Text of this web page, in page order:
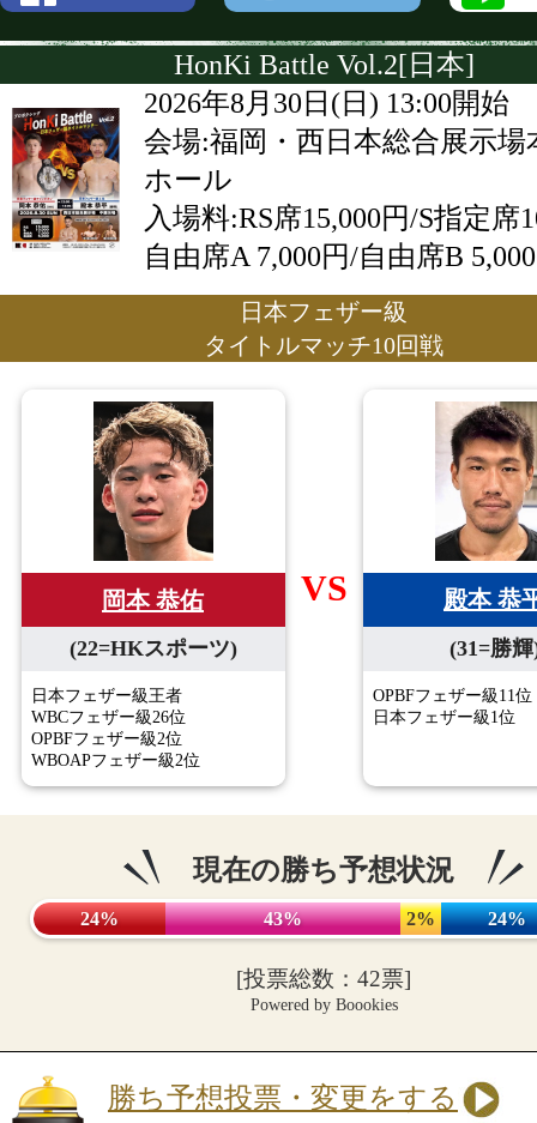
HonKi Battle Vol.2[日本]
2026年8月30日(日) 13:00開始
会場:福岡・西日本総合展示場
ホール
入場料:RS席15,000円/S指定席
自由席A 7,000円/自由席B
日本フェザー級
タイトルマッチ10回戦
岡本 恭佑
(22=HKスポーツ)
日本フェザー級王者
WBCフェザー級26位
OPBFフェザー級2位
WBOAPフェザー級2位
VS 殿本 恭
(31=勝輝
OPBFフェザー級11位
日本フェザー級1位
現在の勝ち予想状況
24% 43% 2% 24%
[投票総数：42票]
Powered by Boookies
勝ち予想投票・変更をする